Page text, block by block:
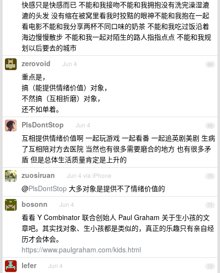
快感只是快感而已 不能和我接吻不能和我拥抱没有洗完澡湿漉
漉的头发 没有缩在被窝里看我时狡黠的眼神不能和我抱在一起
看电影不能和我分享两杯不同口味的奶茶 不能和我吃过饭沿着
海边慢慢散步 不能和我一起对陌生的路人指指点点 不能和我规
划以后要去的城市
68
zerovoid Jun 4
重点是，
搞（能提供情绪价值）对象，
不然搞（互相折磨）对象，
还不如单着。
69
PlsDontStop Jun 4
互相提供情绪价值啊 一起玩游戏 一起看番 一起追英剧美剧 生病
了互相陪对方去医院 当然也有很多需要磨合的地方 也有很多矛
盾 但是总体生活质量肯定是上升的
70
zuosiruan Jun 4 via iPhone
@PlsDontStop 大多对象是提供不了情绪价值的
71
bosonn Jun 4
看看 Y Combinator 联合创始人 Paul Graham 关于生小孩的文
章吧。其实找对象、生小孩都是类似的，真正的乐趣只有亲自经
历才会体会。
https://www.paulgraham.com/kids.html
72
lefer Jun 4